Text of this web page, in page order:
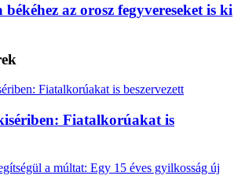
az orosz fegyvereseket is ki
Fiatalkorúakat is